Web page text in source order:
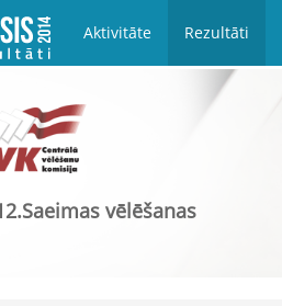
Aktivitāte Rezultāti
vēlēšanas